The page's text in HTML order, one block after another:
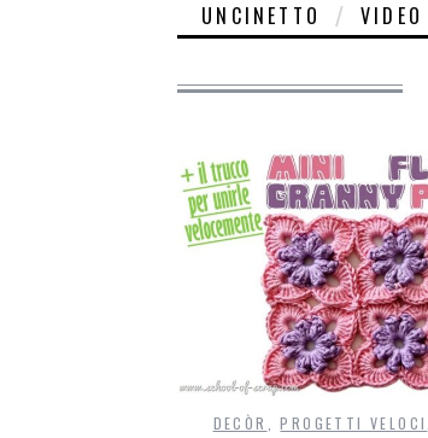
UNCINETTO VIDEO
DECÒR ,PROGETTI VELOCI